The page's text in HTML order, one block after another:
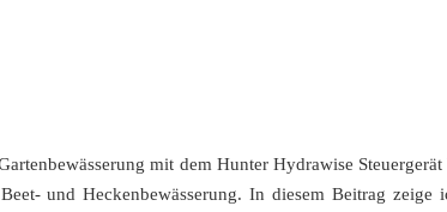
mit dem Hunter Hydrawise
und Heckenbewässerung. In diesem Beitrag